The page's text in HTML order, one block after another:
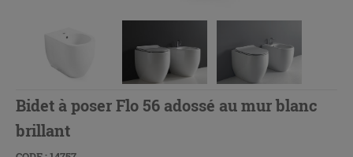
Bidet à poser Flo 56 adossé au mur blanc
brillant